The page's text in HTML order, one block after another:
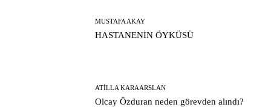
MUSTAFA AKAY
HASTANENİN ÖYKÜSÜ
ATILLA KARAARSLAN
Olcay Özduran neden görevden alındı?